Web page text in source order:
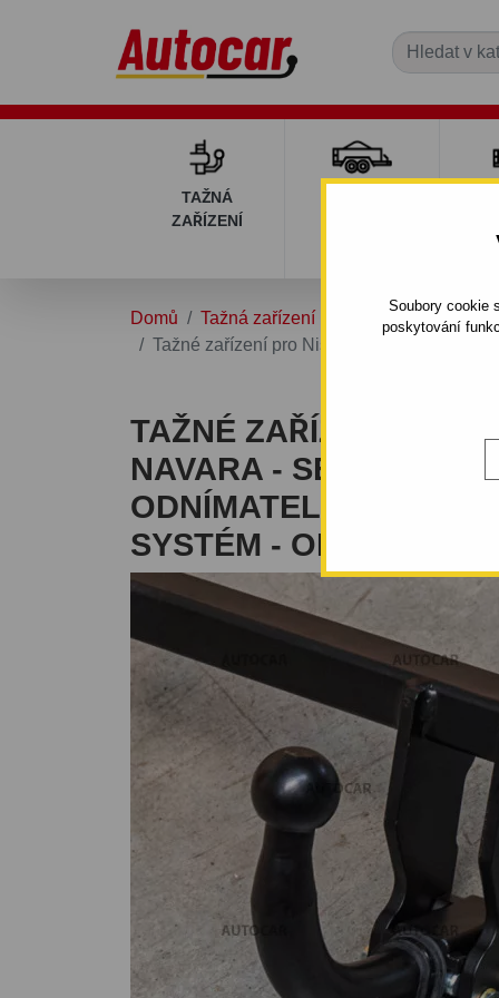
Soubory cookie
poskytování
TAŽNÁ
ZAŘÍZENÍ
Domů Tažná zařízení
Tažné zařízení pro Nissan NAVARA - se
TAŽNÉ ZAŘÍZENÍ PRO
NAVARA - SE
ODNÍMATELNÝ
SYSTÉM - OD 2006 DO